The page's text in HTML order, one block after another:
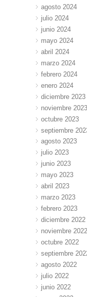
agosto 2024
julio 2024
junio 2024
mayo 2024
abril 2024
marzo 2024
febrero 2024
enero 2024
diciembre 2023
noviembre 2023
octubre 2023
septiembre
agosto 2023
julio 2023
junio 2023
mayo 2023
abril 2023
marzo 2023
febrero 2023
diciembre 2022
noviembre 2022
octubre 2022
septiembre
agosto 2022
julio 2022
junio 2022